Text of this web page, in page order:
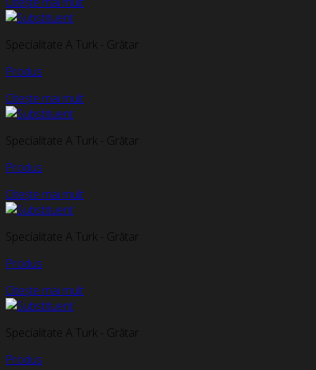
Specialitate A Turk - Grătar
Produs
Citește mai mult
Specialitate A Turk - Grătar
Produs
Citește mai mult
Specialitate A Turk - Grătar
Produs
Citește mai mult
Specialitate A Turk - Grătar
Produs